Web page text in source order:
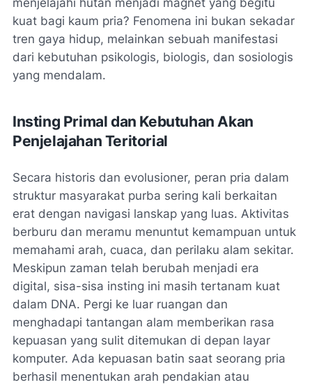
menjelajahi hutan menjadi magnet yang begitu
kuat bagi kaum pria? Fenomena ini bukan sekadar
tren gaya hidup, melainkan sebuah manifestasi
dari kebutuhan psikologis, biologis, dan sosiologis
yang mendalam.
Insting Primal dan Kebutuhan Akan
Penjelajahan Teritorial
Secara historis dan evolusioner, peran pria dalam
struktur masyarakat purba sering kali berkaitan
erat dengan navigasi lanskap yang luas. Aktivitas
berburu dan meramu menuntut kemampuan untuk
memahami arah, cuaca, dan perilaku alam sekitar.
Meskipun zaman telah berubah menjadi era
digital, sisa-sisa insting ini masih tertanam kuat
dalam DNA. Pergi ke luar ruangan dan
menghadapi tantangan alam memberikan rasa
kepuasan yang sulit ditemukan di depan layar
komputer. Ada kepuasan batin saat seorang pria
berhasil menentukan arah pendakian atau